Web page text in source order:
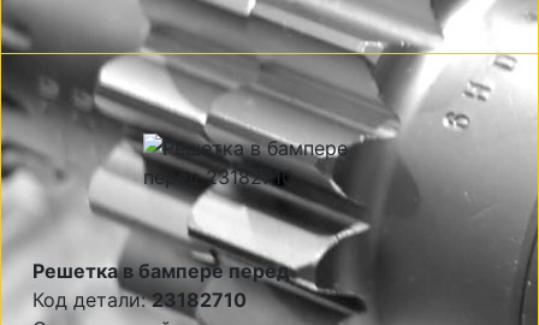
Решетка в бампере перед
Код детали:23182710